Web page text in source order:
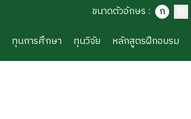
ขนาดตัวอักษร : ก ก
ทุนการศึกษา ทุนวิจัย หลักสูตรฝึกอบรม